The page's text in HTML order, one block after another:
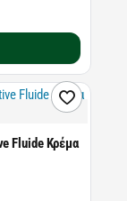
Fluide Κρέμα